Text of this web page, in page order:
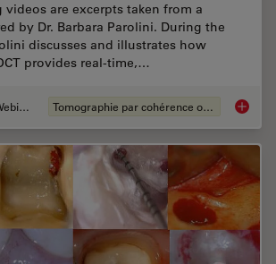
are excerpts taken from a
by Dr. Barbara Parolini. During the
discusses and illustrates how
provides real-time,…
Webinaire Tomographie par cohérence optique (OCT) What